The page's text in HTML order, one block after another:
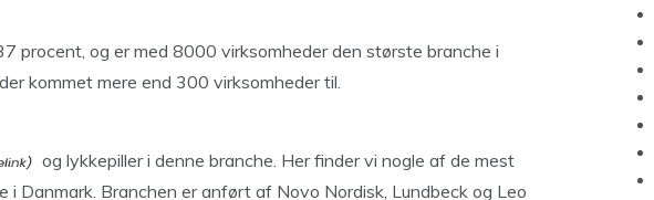
procent, og er med 8000 virksomheder den største branche i
kommet mere end 300 virksomheder til.
og lykkepiller i denne branche. Her finder vi nogle af de mest
i Danmark. Branchen er anført af Novo Nordisk, Lundbeck og Leo